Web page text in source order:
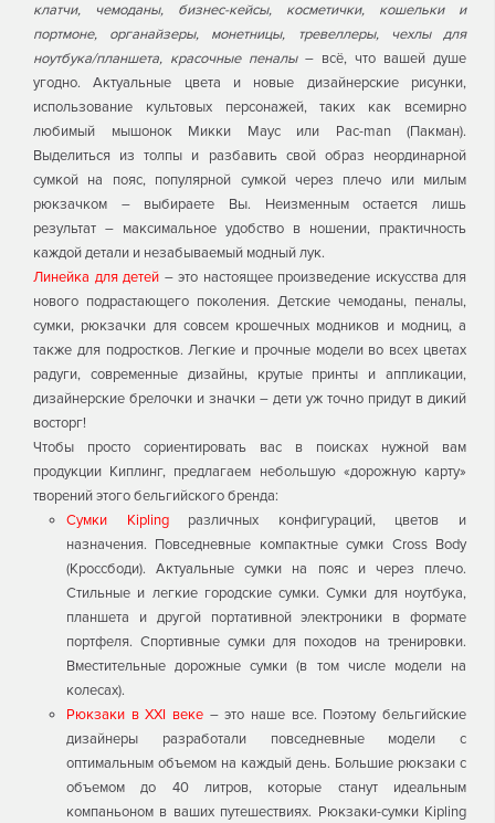
клатчи, чемоданы, бизнес-кейсы, косметички, кошельки и
портмоне, органайзеры, монетницы, тревеллеры, чехлы для
ноутбука/планшета, красочные пеналы– всё, что вашей душе
угодно. Актуальные цвета и новые дизайнерские рисунки,
использование культовых персонажей, таких как всемирно
любимый мышонок Микки Маус или Pac-man (Пакман).
Выделиться из толпы и разбавить свой образ неординарной
сумкой на пояс, популярной сумкой через плечо или милым
рюкзачком – выбираете Вы. Неизменным остается лишь
результат – максимальное удобство в ношении, практичность
каждой детали и незабываемый модный лук.
Линейка для детей – это настоящее произведение искусства для
нового подрастающего поколения. Детские чемоданы, пеналы,
сумки, рюкзачки для совсем крошечных модников и модниц, а
также для подростков. Легкие и прочные модели во всех цветах
радуги, современные дизайны, крутые принты и аппликации,
дизайнерские брелочки и значки – дети уж точно придут в дикий
восторг!
Чтобы просто сориентировать вас в поисках нужной вам
продукции Киплинг, предлагаем небольшую «дорожную карту»
творений этого бельгийского бренда:
Сумки Kiplingразличных конфигураций, цветов и
назначения. Повседневные компактные сумки Cross Body
(Кроссбоди). Актуальные сумки на пояс и через плечо.
Стильные и легкие городские сумки. Сумки для ноутбука,
планшета и другой портативной электроники в формате
портфеля. Спортивные сумки для походов на тренировки.
Вместительные дорожные сумки (в том числе модели на
колесах).
Рюкзаки в ХXI веке – это наше все. Поэтому бельгийские
дизайнеры разработали повседневные модели с
оптимальным объемом на каждый день. Большие рюкзаки с
объемом до 40 литров, которые станут идеальным
компаньоном в ваших путешествиях. Рюкзаки-сумки Kipling